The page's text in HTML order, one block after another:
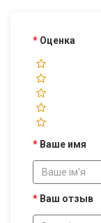
Оценка
Ваше имя
Ваш отзыв